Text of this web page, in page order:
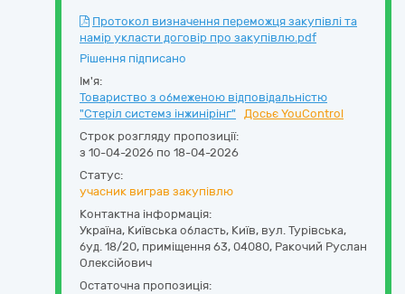
Протокол визначення переможця закупівлі та
намір укласти договір про закупівлю.pdf
Рішення підписано
Ім'я:
Товариство з обмеженою відповідальністю
"Стеріл системз інжинірінг"
Досьє YouControl
Строк розгляду пропозиції:
з 10-04-2026 по 18-04-2026
Статус:
учасник виграв закупівлю
Контактна інформація:
Україна, Київська область, Київ, вул. Турівська,
буд. 18/20, приміщення 63, 04080, Ракочий Руслан
Олексійович
Остаточна пропозиція: